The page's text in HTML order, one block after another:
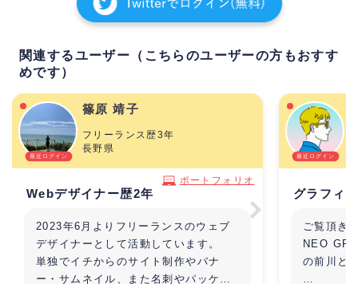
関連するユーザー（こちらのユーザーの方もおすす
めです）
篠原 靖子
フリーランス歴3年
長野県
ポートフォリオ
Webデザイナー歴2年
2023年6月よりフリーランスのウェブ
デザイナーとして活動しています。
単独でイチからのサイト制作やバナ
ー・サムネイル、また名刺やパッケー
グラフィ
ご覧頂き
NEO
の前川と